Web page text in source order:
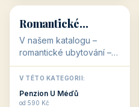
💕
Romantické
ubytování
V našem katalogu –
romantické ubytování –
jsou pro Vás připraveny
objekty, které svojí
stavbou, polohou anebo
zaměřením nabízí
V TÉTO KATEGORII:
Penzion U Méďů
od 590 Kč